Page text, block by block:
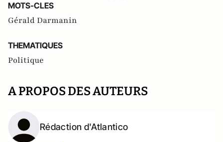
MOTS-CLES
Gérald Darmanin
THEMATIQUES
Politique
A PROPOS DES AUTEURS
Rédaction d'Atlantico